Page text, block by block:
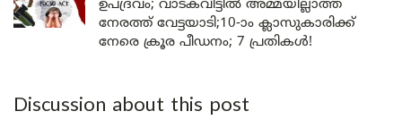
ഉപദ്രവം; വാടകവീട്ടിൽ അമ്മയില്ലാത്ത
നേരത്ത് വേട്ടയാടി;10-ാം ക്ലാസുകാരിക്ക്
നേരെ ക്രൂര പീഡനം; 7 പ്രതികൾ!
Discussion about this post